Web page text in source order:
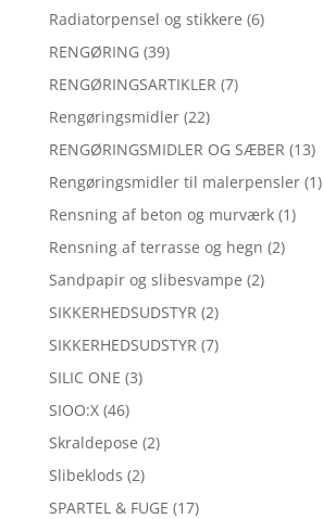
Radiatorpensel og stikkere (6)
RENGØRING (39)
RENGØRINGSARTIKLER (7)
Rengøringsmidler (22)
RENGØRINGSMIDLER OG SÆBER (13)
Rengøringsmidler til malerpensler (1)
Rensning af beton og murværk (1)
Rensning af terrasse og hegn (2)
Sandpapir og slibesvampe (2)
SIKKERHEDSUDSTYR (2)
SIKKERHEDSUDSTYR (7)
SILIC ONE (3)
SIOO:X (46)
Skraldepose (2)
Slibeklods (2)
SPARTEL & FUGE (17)